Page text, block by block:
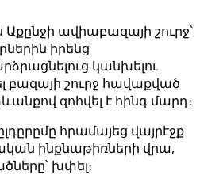
ավիաբազայի շուրջ՝
իրենց
կանխելու
բազայի շուրջ հավաքված
զոհվել է հինգ մարդ։
հրամայեց վայրէջք
ինքնաթիռների վրա,
խփել։